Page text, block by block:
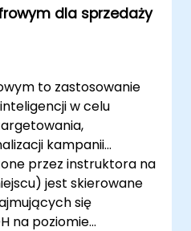
dla sprzedaży
to zastosowanie
w celu
kampanii
przez instruktora na
jest skierowane
się
na poziomie